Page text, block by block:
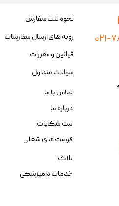
نحوه ثبت سفارش
رویه های ارسال سفارشات
قوانین و مقررات
سوالات متداول
تماس با ما
درباره ما
ثبت شکایات
فرصت های شغلی
بلاگ
خدمات دامپزشکی